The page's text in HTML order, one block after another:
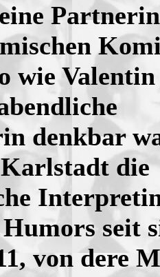
wie
denkbar
die
seit
von dere